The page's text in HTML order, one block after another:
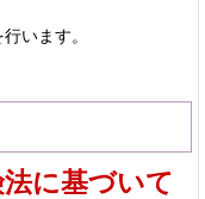
います。
に基づいて